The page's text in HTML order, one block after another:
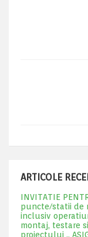
ARTICOLE
INVITATIE
puncte/statii de
inclusiv
montaj, testare
proiectului „